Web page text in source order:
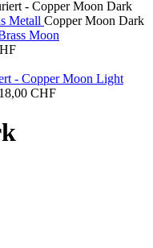
Metall Copper Moon Dark
Preisspanne:
bis
1.252,00 CHF
CHFPreisspanne: